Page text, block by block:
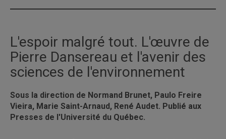
L'espoir malgré tout. L'œuvre de
Pierre Dansereau et l'avenir des
sciences de l'environnement
Sous la direction de Normand Brunet, Paulo Freire
Vieira, Marie Saint-Arnaud, René Audet. Publié aux
Presses de l'Université du Québec.